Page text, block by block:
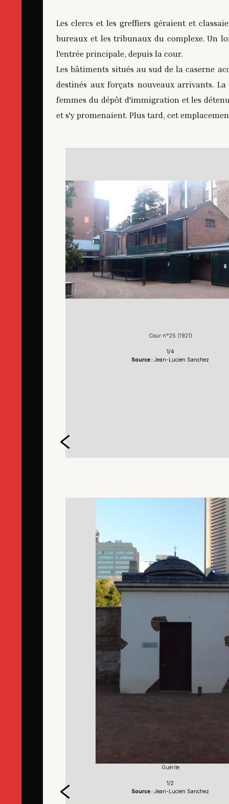
Les clercs et les greffiers géraient et
bureaux et les tribunaux du complexe. Un
l'entrée principale, depuis la cour.
Les bâtiments situés au sud de la caserne
destinés aux forçats nouveaux arrivants.
femmes du dépôt d'immigration et les
et s'y promenaient. Plus tard, cet
Cour n°25 (1921)
1/4
Source : Jean-Lucien Sanchez
Guérite
1/2
Source : Jean-Lucien Sanchez